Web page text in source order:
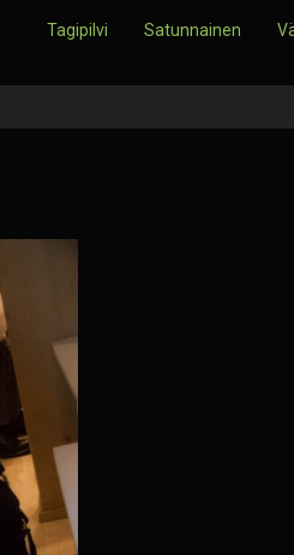
Tagipilvi Satunnainen